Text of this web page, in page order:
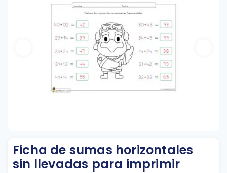
Ficha de sumas horizontales
sin llevadas para imprimir